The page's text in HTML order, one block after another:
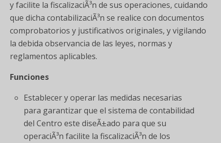
y facilite la fiscalizaciÃ³n de sus operaciones, cuidando
que dicha contabilizaciÃ³n se realice con documentos
comprobatorios y justificativos originales, y vigilando
la debida observancia de las leyes, normas y
reglamentos aplicables.
Funciones
Establecer y operar las medidas necesarias
para garantizar que el sistema de contabilidad
del Centro este diseÃ±ado para que su
operaciÃ³n facilite la fiscalizaciÃ³n de los